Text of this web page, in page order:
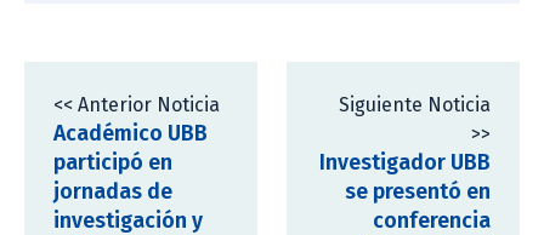
<< Anterior Noticia
Académico UBB
participó en
jornadas de
investigación y
Siguiente Noticia
>>
Investigador UBB
se presentó en
conferencia